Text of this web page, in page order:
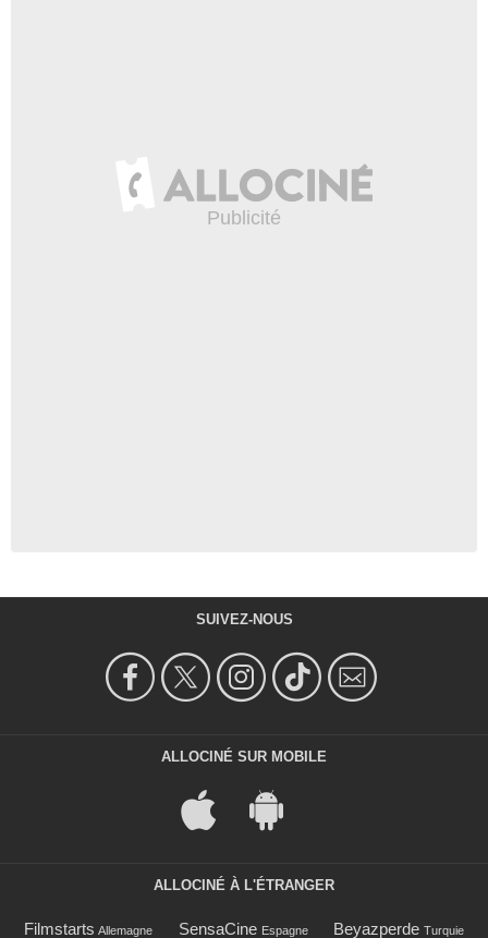
SUIVEZ-NOUS
ALLOCINÉ SUR MOBILE
ALLOCINÉ À L'ÉTRANGER
Filmstarts Allemagne SensaCine Espagne Beyazperde Turquie